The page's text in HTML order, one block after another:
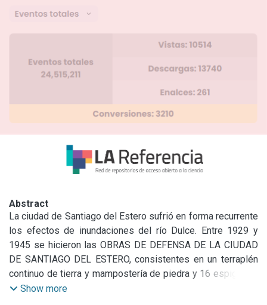
Abstract
La ciudad de Santiago del Estero sufrió en forma recurrente
los efectos de inundaciones del río Dulce. Entre 1929 y
1945 se hicieron las OBRAS DE DEFENSA DE LA CIUDAD
DE SANTIAGO DEL ESTERO, consistentes en un terraplén
continuo de tierra y mampostería de piedra y 16 espigones
de defensa, en una longitud de 7 km. En la zona más crítica
Show more